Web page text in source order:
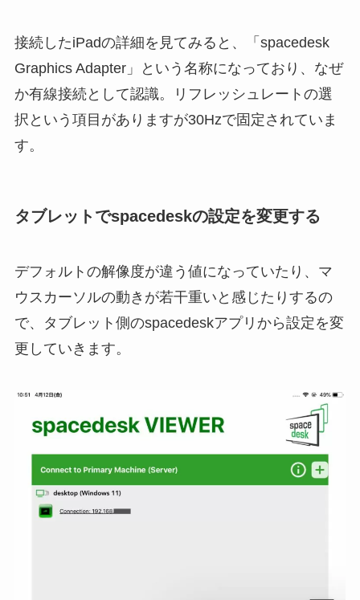
接続したiPadの詳細を見てみると、「spacedesk
Graphics Adapter」という名称になっており、なぜ
か有線接続として認識。リフレッシュレートの選
択という項目がありますが30Hzで固定されていま
す。
タブレットでspacedeskの設定を変更する
デフォルトの解像度が違う値になっていたり、マ
ウスカーソルの動きが若干重いと感じたりするの
で、タブレット側のspacedeskアプリから設定を変
更していきます。